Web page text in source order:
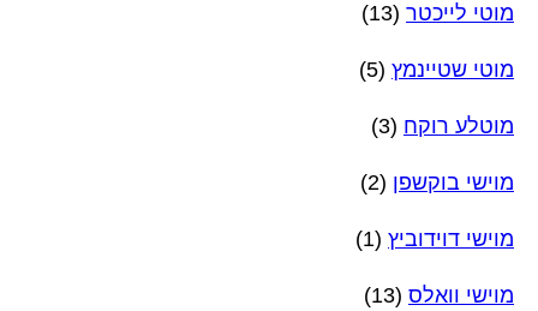
מוטי לייכטר (13)
מוטי שטיינמץ (5)
מוטלע רוקח (3)
מוישי בוקשפן (2)
מוישי דוידוביץ (1)
מוישי וואלס (13)